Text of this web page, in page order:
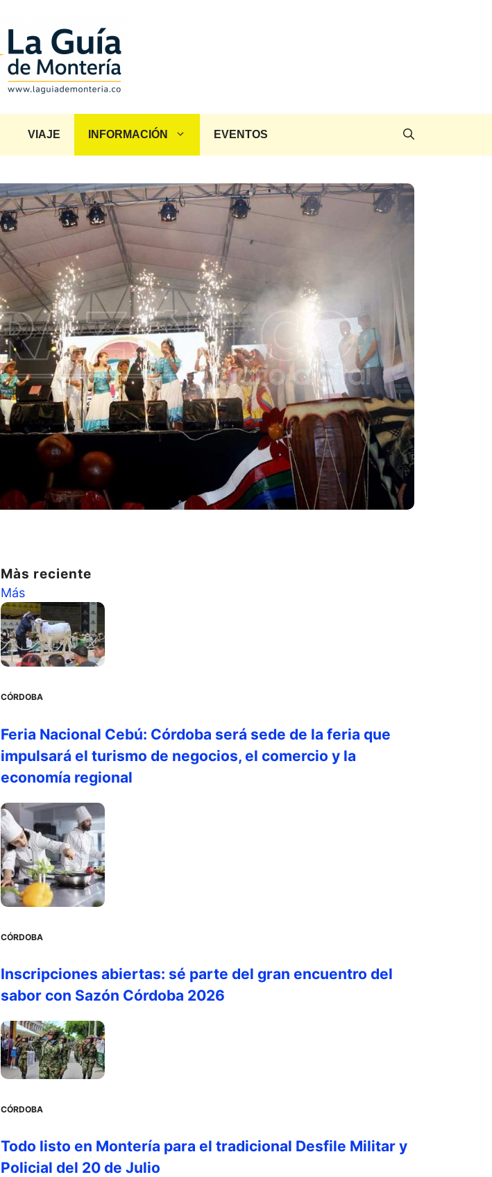
VIAJE INFORMACIÓN EVENTOS
Màs reciente
Más
CÓRDOBA
Feria Nacional Cebú: Córdoba será sede de la feria que
impulsará el turismo de negocios, el comercio y la
economía regional
CÓRDOBA
Inscripciones abiertas: sé parte del gran encuentro del
sabor con Sazón Córdoba 2026
CÓRDOBA
Todo listo en Montería para el tradicional Desfile Militar y
Policial del 20 de Julio